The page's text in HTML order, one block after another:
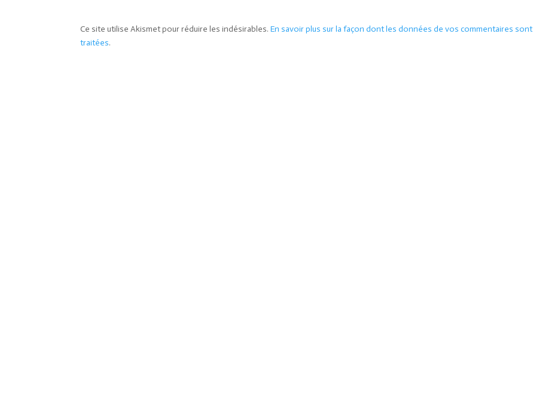
Ce site utilise Akismet pour réduire les indésirables.En savoir plus sur la façon dont les données de vos commentaires sont
traitées.